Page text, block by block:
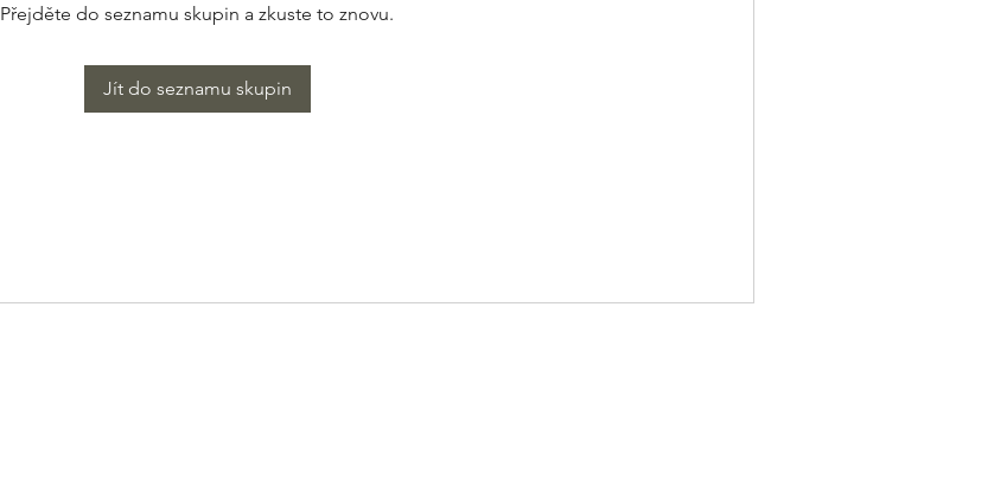
Přejděte do seznamu skupin a zkuste to znovu.
Jít do seznamu skupin